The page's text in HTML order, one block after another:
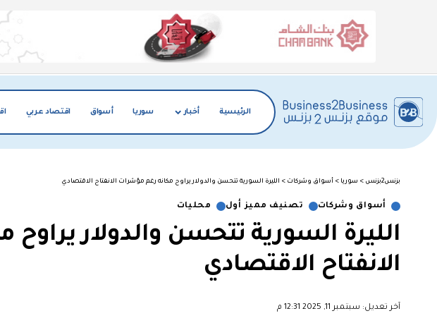
الرئيسية أخبار سوريا أسواق اقتصاد عربي
بزنس2بزنس > سوريا > أسواق وشركات > الليرة السورية تتحسن والدولار يراوح مكانه رغم مؤشرات الانفتاح الاقتصادي
أسواق وشركات تصنيف مميز أول محليات
الليرة السورية تتحسن والدولار
الانفتاح الاقتصادي
آخر تعديل: سبتمبر 11, 2025 12:31 م